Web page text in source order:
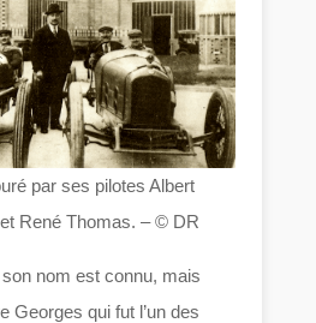
par ses pilotes Albert
René Thomas. – © DR
son nom est connu, mais
Georges qui fut l’un des